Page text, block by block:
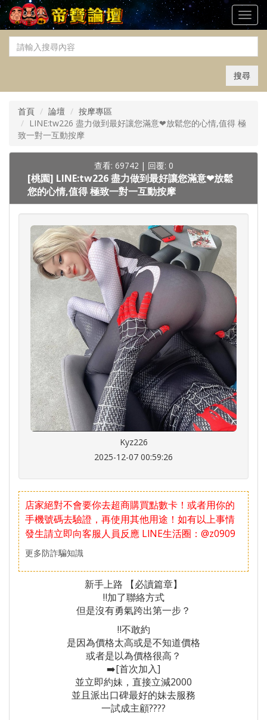
搜尋
首頁 論壇
按摩專區
LINE:tw226 盡力做到最好讓您滿意❤放鬆您的心情,值得 極
致一對一互動按摩
查看: 69742 | 回覆: 0
[桃園] LINE:tw226 盡力做到最好讓您滿意❤放鬆
您的心情,值得 極致一對一互動按摩
Kyz226
2025-12-07 00:59:26
店家絕對不會要你去超商購買點數卡！或者用你的
手機號碼去驗證，再使用其他用途！如有以上事情
發生請立即向客服人員反應 LlNE生活圈：@z0909
更多防詐騙知識
新手上路 【必讀篇章】
‼️加了聯絡方式
但是沒有勇氣跨出第一步？
‼️不敢約
是因為價格太高或是不知道價格
或者是以為價格很高？
➡️[首次加入]
並立即約妹，直接立減2000
並且派出口碑最好的妹去服務
一試成主顧????